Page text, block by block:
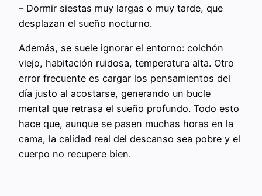
– Dormir siestas muy largas o muy tarde, que
desplazan el sueño nocturno.
Además, se suele ignorar el entorno: colchón
viejo, habitación ruidosa, temperatura alta. Otro
error frecuente es cargar los pensamientos del
día justo al acostarse, generando un bucle
mental que retrasa el sueño profundo. Todo esto
hace que, aunque se pasen muchas horas en la
cama, la calidad real del descanso sea pobre y el
cuerpo no recupere bien.